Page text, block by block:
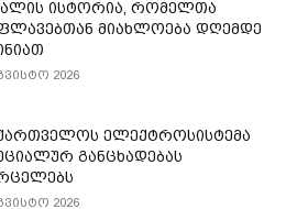
ისტორია, რომელთა
მიახლოება დღემდე
2026
ელექტროსისტემა
განცხადებას
2026